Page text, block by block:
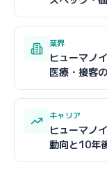
業界
ヒューマノ
医療・接客
キャリア
ヒューマノ
動向と10年